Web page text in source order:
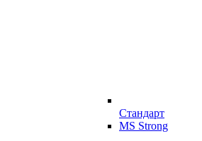
Стандарт
MS Strong